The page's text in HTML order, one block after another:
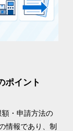
ポイント
・申請方法の
情報であり、制